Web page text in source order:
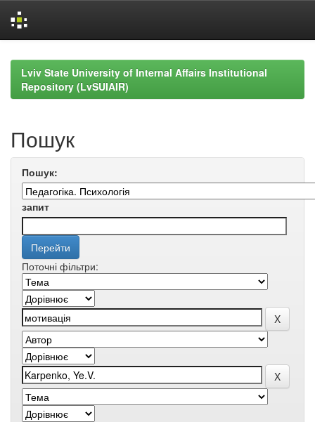
navigationLviv State University of Internal Affairs Institutional
Repository (LvSUIAIR)
Пошук
Пошук:
запит
Поточні фільтри: